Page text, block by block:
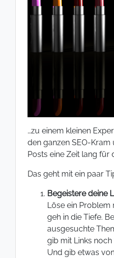
…zu einem kleinen
den ganzen SEO-
Posts eine Zeit lang für
Das geht mit ein paar
Begeistere deine
Löse ein Problem
geh in die Tiefe.
ausgesuchte
gib mit Links
Und gib etwas